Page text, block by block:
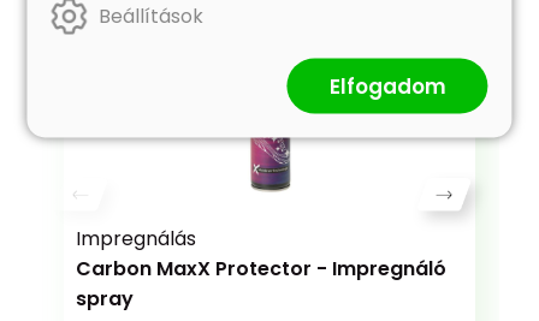
Impregnálás
Carbon MaxX Protector - Impregnáló
spray
Beállítások
Elfogadom